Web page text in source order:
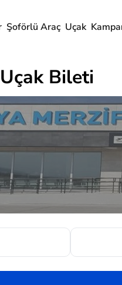
Şoförlü Araç Uçak
Bileti